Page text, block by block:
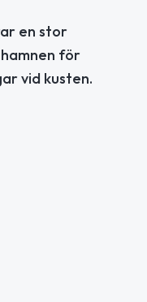
en stor
för
vid kusten.